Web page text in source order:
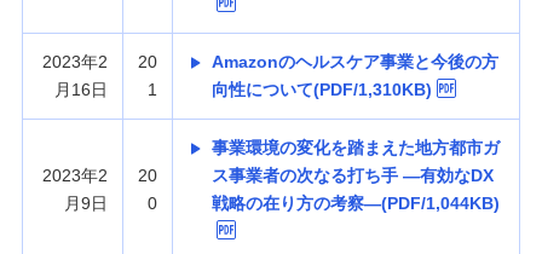
2023年2
月16日
20
1
Amazonのヘルスケア事業と今後の方
向性について(PDF/1,310KB)
2023年2
月9日
20
0
事業環境の変化を踏まえた地方都市ガ
ス事業者の次なる打ち手 —有効なDX
戦略の在り方の考察—(PDF/1,044KB)